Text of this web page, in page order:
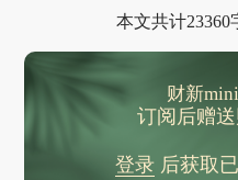
本文共计
财新
订阅后赠
登录后获取